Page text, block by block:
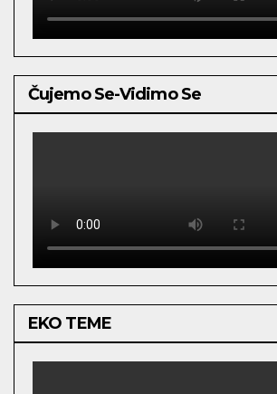
Čujemo Se-Vidimo Se
EKO TEME